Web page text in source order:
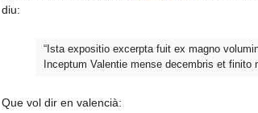
diu:
“Ista expositio excerpta fuit ex magno
Inceptum Valentie mense decembris et finito
Que vol dir en valencià: